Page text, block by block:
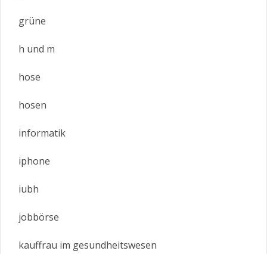
grüne
h und m
hose
hosen
informatik
iphone
iubh
jobbörse
kauffrau im gesundheitswesen